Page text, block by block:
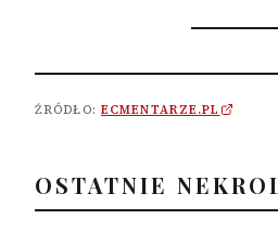
ŹRÓDŁO: ECMENTARZE.PL
OSTATNIE